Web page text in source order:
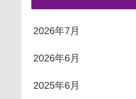
2026年7月
2026年6月
2025年6月